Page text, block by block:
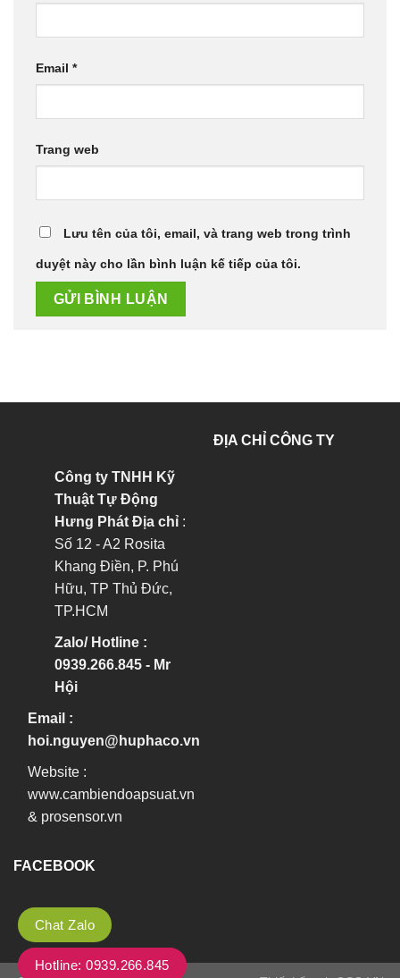
Email *
Trang web
Lưu tên của tôi, email, và trang web trong trình
duyệt này cho lần bình luận kế tiếp của tôi.
Công ty TNHH Kỹ
Thuật Tự Động
Hưng Phát Địa chỉ :
Số 12 - A2 Rosita
Khang Điền, P. Phú
Hữu, TP Thủ Đức,
TP.HCM
Zalo/ Hotline :
0939.266.845 - Mr
Hội
Email :
hoi.nguyen@huphaco.vn
Website :
www.cambiendoapsuat.vn
& prosensor.vn
ĐỊA CHỈ CÔNG TY
FACEBOOK
Chat Zalo
Hotline: 0939.266.845